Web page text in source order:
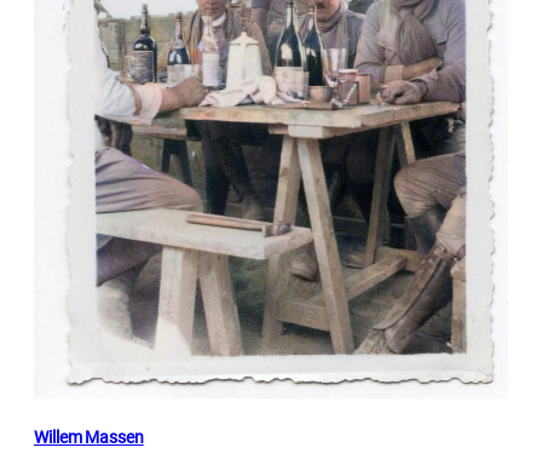
Willem Massen